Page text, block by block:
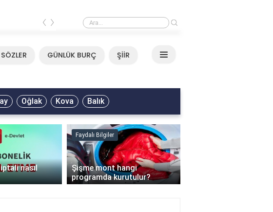
Mirkelam - Tavla Sözleri
‹ ›
GÜNLÜK BURÇ ŞİİR
Oğlak Kova Balık
nasıl
Faydalı Bilgiler
Şişme mont hangi
programda kurutulur?
›